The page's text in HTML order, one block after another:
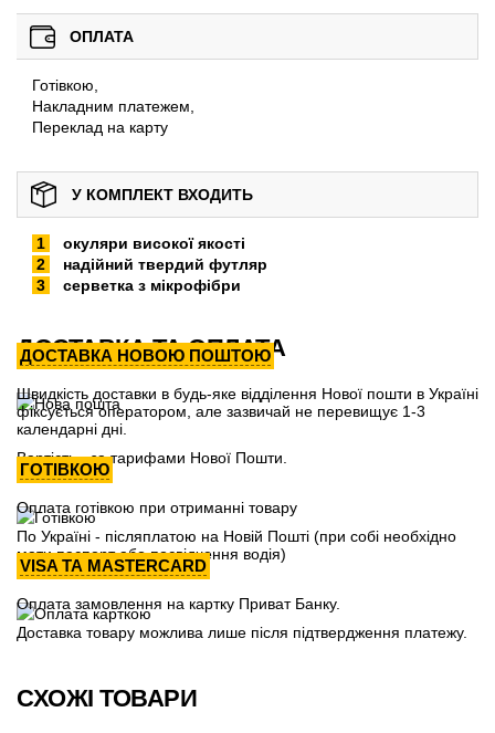
ОПЛАТА
Готівкою,
Накладним платежем,
Переклад на карту
У КОМПЛЕКТ ВХОДИТЬ
окуляри високої якості
надійний твердий футляр
серветка з мікрофібри
ДОСТАВКА ТА ОПЛАТА
ДОСТАВКА НОВОЮ ПОШТОЮ
Швидкість доставки в будь-яке відділення Нової пошти в Україні
фіксується оператором, але зазвичай не перевищує 1-3
календарні дні.
Вартість - за тарифами Нової Пошти.
ГОТІВКОЮ
Оплата готівкою при отриманні товару
По Україні - післяплатою на Новій Пошті (при собі необхідно
мати паспорт або посвідчення водія)
VISA ТА MASTERCARD
Оплата замовлення на картку Приват Банку.
Доставка товару можлива лише після підтвердження платежу.
СХОЖІ ТОВАРИ